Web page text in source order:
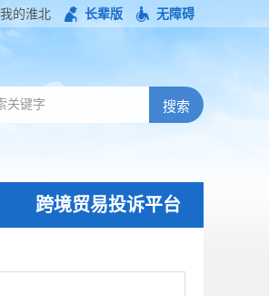
我的淮北 长辈版 无障碍
跨境贸易投诉平台